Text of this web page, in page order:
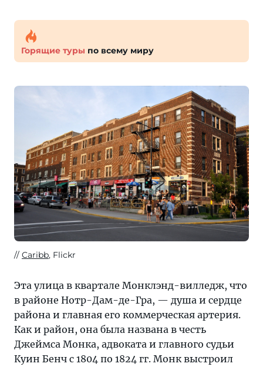
Горящие туры по всему миру
Caribb, Flickr
Эта улица в квартале Монклэнд-вилледж, что
в районе Нотр-Дам-де-Гра, — душа и сердце
района и главная его коммерческая артерия.
Как и район, она была названа в честь
Джеймса Монка, адвоката и главного судьи
Куин Бенч с 1804 по 1824 гг. Монк выстроил